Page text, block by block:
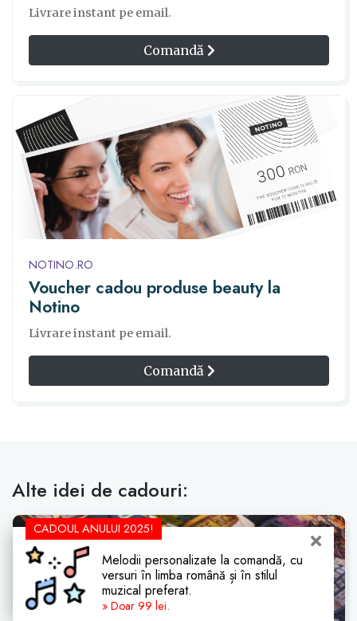
Livrare instant pe email.
Comandă
NOTINO.RO
Voucher cadou produse beauty la
Notino
Livrare instant pe email.
Comandă
Alte idei de cadouri:
CADOUL ANULUI 2025!
Melodii personalizate la comandă, cu
versuri în limba română și în stilul
muzical preferat.
» Doar 99 lei.